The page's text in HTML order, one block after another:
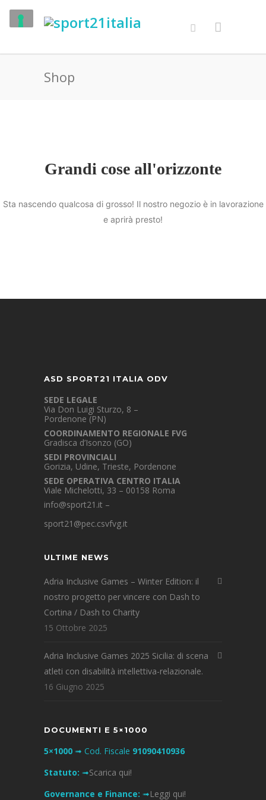
Shop
Grandi cose all'orizzonte
Sta nascendo qualcosa di grosso! Il nostro negozio è in lavorazione
e aprirà presto!
ASD SPORT21 ITALIA ODV
SEDE LEGALE
Via Don Luigi Sturzo, 8 –
Pordenone (PN)
COORDINAMENTO REGIONALE FVG
Gradisca d’Isonzo (GO)
SEDI PROVINCIALI
Gorizia, Udine, Trieste, Pordenone
SEDE OPERATIVA CENTRO ITALIA
Viale Michelotti, 33 – 00158 Roma
info@sport21.it –
sport21@pec.csvfvg.it
ULTIME NEWS
Adria Inclusive Games – Winter Edition: il
nostro progetto per vincere con Dash to
Cortina / Dash to Charity
15 Ottobre 2025
Adria Inclusive Games 2025 Sicilia: di scena
atleti con disabilità intellettiva-relazionale.
16 Giugno 2025
DOCUMENTI E 5×1000
5×1000 ➟ Cod. Fiscale 91090410936
Statuto: ➟Scarica qui!
Governance e Finance: ➟Leggi qui!